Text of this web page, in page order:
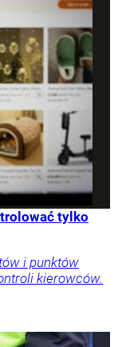
tylko
i punktów
kierowców.